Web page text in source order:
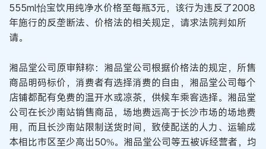
555ml怡宝饮用纯净水价格至每瓶3元，该行为违反了2008
年施行的反垄断法、价格法的相关规定，请求法院判如所
请。
湘品堂公司原审辩称：湘品堂公司根据价格法的规定，所售
商品明码标价，消费者有选择消费的自由，湘品堂公司每个
店铺都配有免费的温开水或凉茶，供候车乘客选择。湘品堂
公司在长沙南站销售商品，场地费远高于长沙市场的场地费
用，而且长沙南站限制送货时间，致使配送的人力、运输成
本相比市区至少高出50%。湘品堂公司等五被诉经营者，均